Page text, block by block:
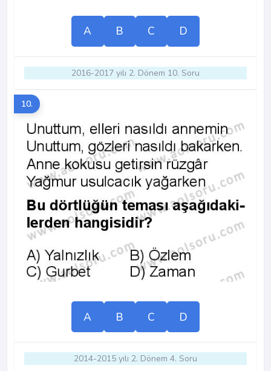
A B C D
2016-2017 yılı 2. Dönem 10. Soru
10.
A B C D
2014-2015 yılı 2. Dönem 4. Soru